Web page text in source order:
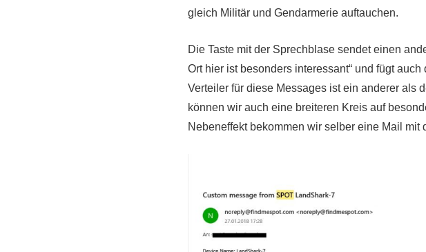
gleich Militär und Gendarmerie auftauchen.
Die Taste mit der Sprechblase sendet einen
Ort hier ist besonders interessant“ und fügt
Verteiler für diese Messages ist ein anderer als
können wir auch eine breiteren Kreis auf
Nebeneffekt bekommen wir selber eine Mail mit